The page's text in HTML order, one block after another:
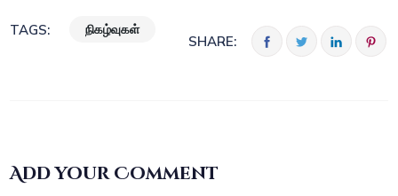
TAGS: நிகழ்வுகள்
SHARE:
Add your Comment